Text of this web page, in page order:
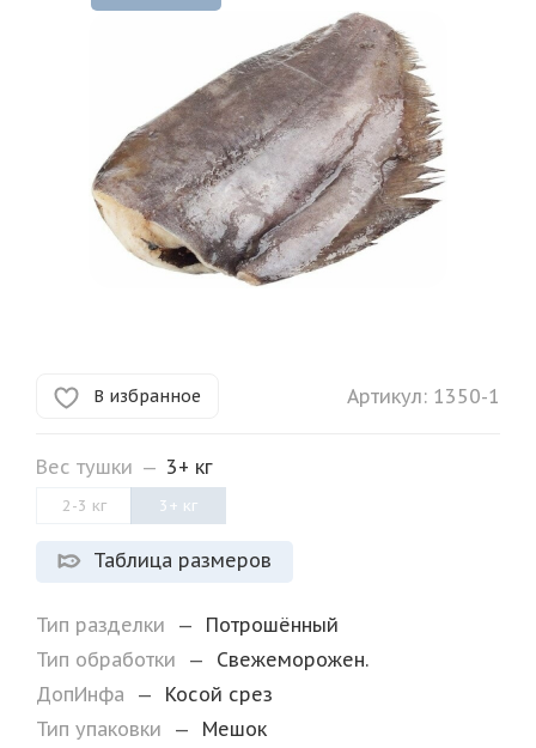
В избранное Артикул: 1350-1
Вес тушки — 3+ кг
2-3 кг 3+ кг
Таблица размеров
Тип разделки —
Потрошённый
Тип обработки
—
Свежеморожен.
ДопИнфа
—
Косой срез
Тип упаковки
—
Мешок